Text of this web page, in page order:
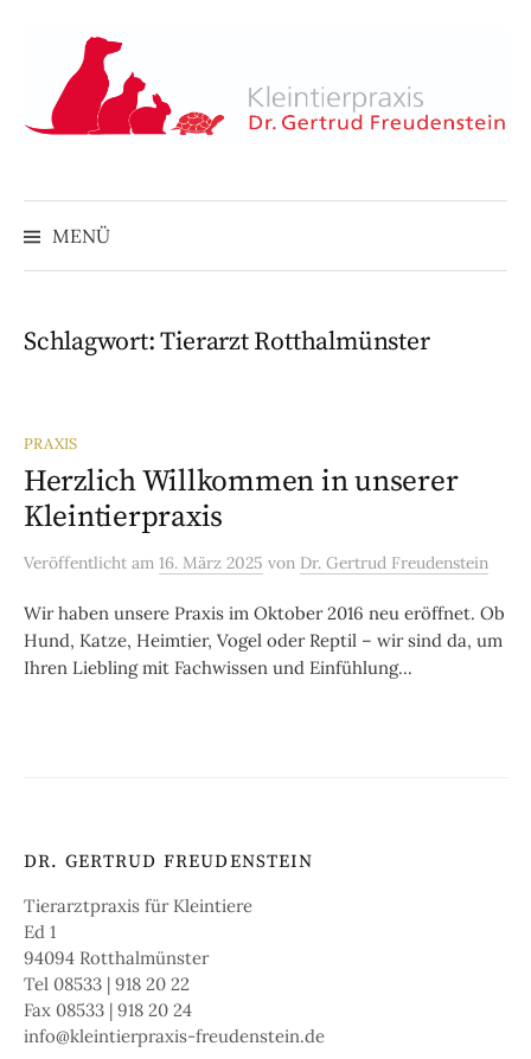
e
z
u
I
t
MENÜ
Schlagwort:Tierarzt Rotthalmünster
PRAXIS
Herzlich Willkommen in unserer
Kleintierpraxis
Veröffentlicht am 16. März 2025 von Dr. Gertrud Freudenstein
Wir haben unsere Praxis im Oktober 2016 neu eröffnet. Ob
Hund, Katze, Heimtier, Vogel oder Reptil – wir sind da, um
Ihren Liebling mit Fachwissen und Einfühlung...
DR. GERTRUD FREUDENSTEIN
Tierarztpraxis für Kleintiere
Ed 1
94094 Rotthalmünster
Tel 08533 | 918 20 22
Fax 08533 | 918 20 24
info@kleintierpraxis-freudenstein.de